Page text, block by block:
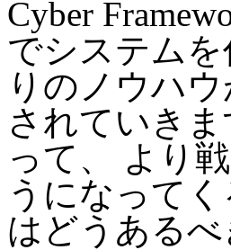
Cyber
でシステム
りのノウハ
されていき
って、 より
うになって
はどうある